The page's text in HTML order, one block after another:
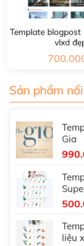
Template blogpost
vlxd
Sản phẩm
Gia
liệu